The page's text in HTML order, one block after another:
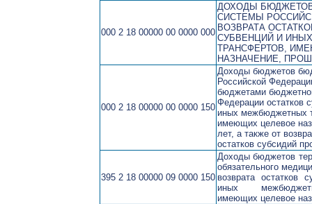
000 2 18 00000 00 0000 000
ДОХОДЫ
СИСТЕМЫ
ВОЗВРАТА
СУБВЕНЦИЙ И
ТРАНСФЕРТОВ,
НАЗНАЧЕНИЕ,
000 2 18 00000 00 0000 150
Доходы бюджетов
Российской
бюджетами
Федерации остатков
иных межбюджетных
имеющих целевое
лет, а также от
остатков субсидий
395 2 18 00000 09 0000 150
Доходы бюджетов
обязательного
возврата остатков
иных
имеющих целевое